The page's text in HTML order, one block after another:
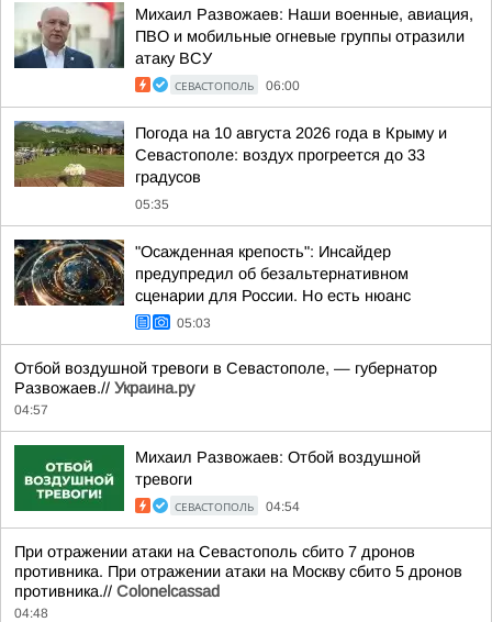
Михаил Развожаев: Наши военные, авиация,
ПВО и мобильные огневые группы отразили
атаку ВСУ
СЕВАСТОПОЛЬ 06:00
Погода на 10 августа 2026 года в Крыму и
Севастополе: воздух прогреется до 33
градусов
05:35
"Осажденная крепость": Инсайдер
предупредил об безальтернативном
сценарии для России. Но есть нюанс
05:03
Отбой воздушной тревоги в Севастополе, — губернатор
Развожаев.// Украина.ру
04:57
Михаил Развожаев: Отбой воздушной
тревоги
СЕВАСТОПОЛЬ 04:54
При отражении атаки на Севастополь сбито 7 дронов
противника. При отражении атаки на Москву сбито 5 дронов
противника.// Colonelcassad
04:48